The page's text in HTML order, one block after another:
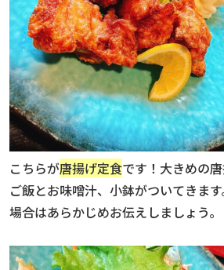
こちらが唐揚げ定食です！大きめの唐
ご飯とお味噌汁、小鉢がついてきま
場合はあらかじめお伝えしましょう。